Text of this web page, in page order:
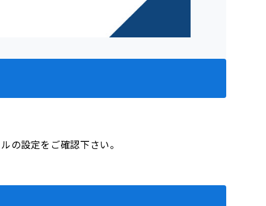
設定をご確認下さい。